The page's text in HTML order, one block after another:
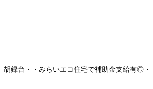
録台・・みらいエコ住宅で補助金支給有◎・